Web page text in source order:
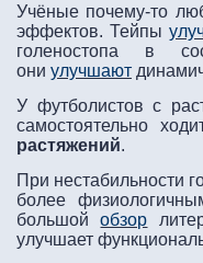
Учёные почему-то
эффектов. Тейпы
голеностопа в
они улучшают
У футболистов с
самостоятельно
растяжений.
При нестабильности
более
большойобзор
улучшает